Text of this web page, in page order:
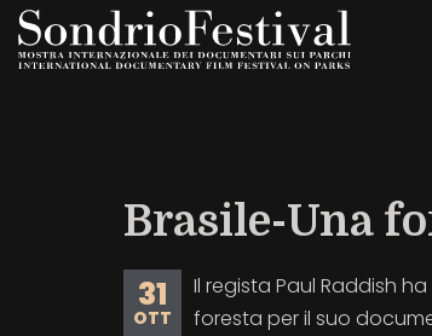
Salta
Brasile-Una
31
OTT
Il regista Paul Raddish
foresta per il suo